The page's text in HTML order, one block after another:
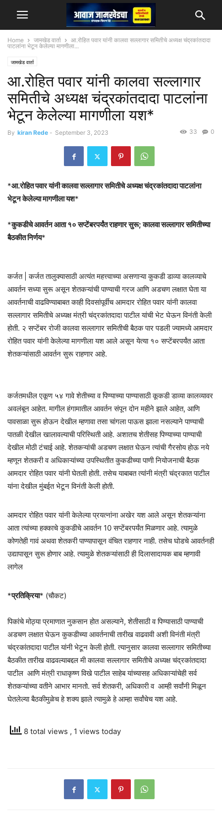
Home जामखेड वार्ता
आ.रोहित पवार यांनी कालवा सल्लागार समितीचे अध्यक्ष चंद्रकांतदादा
पाटलांना भेटून केलेल्या मागणीला...
जामखेड वार्ता
आ.रोहित पवार यांनी कालवा सल्लागार
समितीचे अध्यक्ष चंद्रकांतदादा पाटलांना
भेटून केलेल्या मागणीला यश*
By kiran Rede - September 3, 2023 0
33
*आ.रोहित पवार यांनी कालवा सल्लागार समितीचे अध्यक्ष चंद्रकांतदादा पाटलांना
भेटून केलेल्या मागणीला यश*
*कुकडीचे आवर्तन आता १० सप्टेंबरपर्यंत राहणार सुरू; कालवा सल्लागार समितीच्या
बैठकीत निर्णय*
कर्जत | कर्जत तालुक्यासाठी अत्यंत महत्त्वाच्या असणाऱ्या कुकडी डाव्या कालव्याचे
आवर्तन सध्या सुरू असून शेतकऱ्यांची पाण्याची गरज आणि अडचण लक्षात घेता या
आवर्तनाची वाढविण्याबाबत काही दिवसांपूर्वीच आमदार रोहित पवार यांनी कालवा
सल्लागार समितीचे अध्यक्ष मंत्री चंद्रकांतदादा पाटील यांची भेट घेऊन विनंती केली
होती. २ सप्टेंबर रोजी कालवा सल्लागार समितीची बैठक पार पडली ज्यामध्ये आमदार
रोहित पवार यांनी केलेल्या मागणीला यश आले असून येत्या १० सप्टेंबरपर्यंत आता
शेतकऱ्यांसाठी आवर्तन सुरू राहणार आहे.
कर्जतमधील एकूण ५४ गावे शेतीच्या व पिण्याच्या पाण्यासाठी कूकडी डाव्या कालव्यावर
अवलंबून आहेत. मागील हंगामातील आवर्तन संपून दोन महीने झाले आहेत, आणि
पावसाळा सुरू होऊन देखील म्हणावा तसा चांगला पाऊस झाला नसल्याने पाण्याची
पातळी देखील खालावल्याची परिस्थिती आहे. अशातच शेतीसह पिण्याच्या पाण्याची
देखील मोठी टंचाई आहे. शेतकऱ्यांची अडचण लक्षात घेऊन त्यांची गैरसोय होऊ नये
म्हणून शेतकरी व अधिकाऱ्यांच्या उपस्थितीत कुकडीच्या पाणी नियोजनाची बैठक
आमदार रोहित पवार यांनी घेतली होती. तसेच याबाबत त्यांनी मंत्री चंद्रकात पाटील
यांना देखील मुंबईत भेटून विनंती केली होती.
आमदार रोहित पवार यांनी केलेल्या प्रयत्नांना अखेर यश आले असून शेतकऱ्यांना
आता त्यांच्या हक्काचे कुकडीचे आवर्तन 10 सप्टेंबरपर्यंत मिळणार आहे. त्यामुळे
कोणतेही गावं अथवा शेतकरी पाण्यापासून वंचित राहणार नाही. तसेच घोडचे आवर्तनही
उद्यापासून सुरू होणार आहे. त्यामुळे शेतकऱ्यांसाठी ही दिलासादायक बाब म्हणावी
लागेल
*प्रतिक्रिया* (चौकट)
पिकांचे मोठ्या प्रमाणात नुकसान होत असल्याने, शेतीसाठी व पिण्यासाठी पाण्याची
अडचण लक्षात घेऊन कुकडीच्या आवर्तनाची तारीख वाढवावी अशी विनंती मंत्री
चंद्रकांतदादा पाटील यांनी भेटून केली होती. त्यानुसार कालवा सल्लागार समितीच्या
बैठकीत तारीख वाढवल्याबद्दल मी कालवा सल्लागार समितीचे अध्यक्ष चंद्रकांतदादा
पाटील आणि मंत्री राधाकृष्ण विखे पाटील साहेब यांच्यासह अधिकाऱ्यांचेही सर्व
शेतकऱ्यांच्या वतीने आभार मानतो. सर्व शेतकरी, अधिकारी व आम्ही सर्वांनी मिळून
घेतलेल्या बैठकीमुळेच हे शक्य झाले त्यामुळे हे आम्हा सर्वांचेच यश आहे.
8 total views , 1 views today